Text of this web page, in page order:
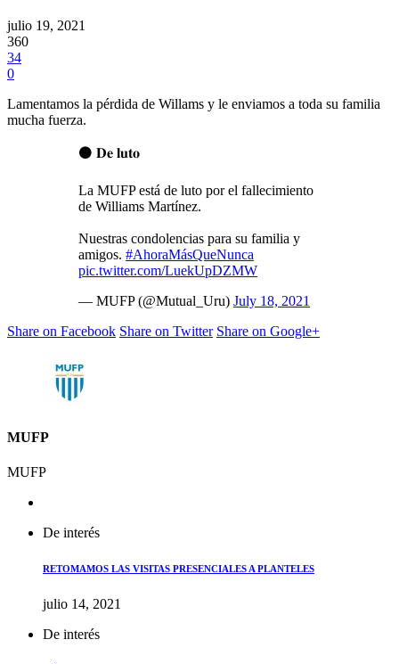
julio 19, 2021
360
34
0
Lamentamos la pérdida de Willams y le enviamos a toda su familia
mucha fuerza.
⚫️ 𝐃𝐞 𝐥𝐮𝐭𝐨
La MUFP está de luto por el fallecimiento
de Williams Martínez.
Nuestras condolencias para su familia y
amigos. #AhoraMásQueNunca
pic.twitter.com/LuekUpDZMW
— MUFP (@Mutual_Uru) July 18, 2021
Share on Facebook Share on Twitter Share on Google+
MUFP
MUFP
De interés
RETOMAMOS LAS VISITAS PRESENCIALES A PLANTELES
julio 14, 2021
De interés